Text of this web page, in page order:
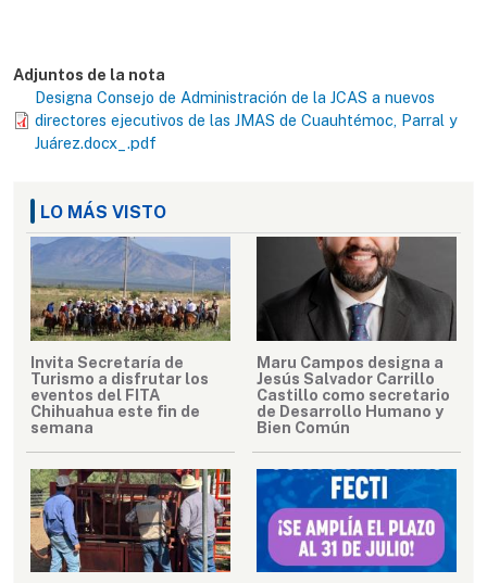
Adjuntos de la nota
Designa Consejo de Administración de la JCAS a nuevos
directores ejecutivos de las JMAS de Cuauhtémoc, Parral y
Juárez.docx_.pdf
LO MÁS VISTO
Invita Secretaría de
Turismo a disfrutar los
eventos del FITA
Chihuahua este fin de
semana
Maru Campos designa a
Jesús Salvador Carrillo
Castillo como secretario
de Desarrollo Humano y
Bien Común